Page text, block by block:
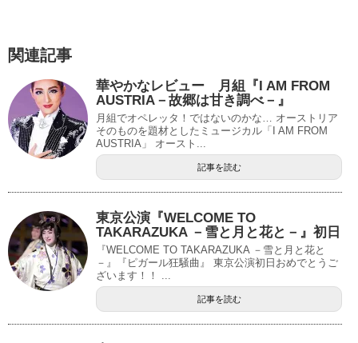
関連記事
華やかなレビュー 月組『I AM FROM
AUSTRIA－故郷は甘き調べ－』
月組でオペレッタ！ではないのかな… オーストリア
そのものを題材としたミュージカル「I AM FROM
AUSTRIA」 オースト...
記事を読む
東京公演『WELCOME TO
TAKARAZUKA －雪と月と花と－』初日
『WELCOME TO TAKARAZUKA －雪と月と花と
－』『ピガール狂騒曲』 東京公演初日おめでとうご
ざいます！！ ...
記事を読む